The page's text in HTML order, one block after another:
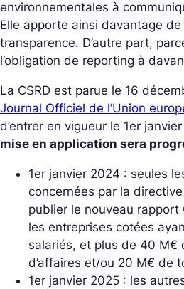
environnementales à
Elle apporte ainsi davantage
transparence. D’autre part,
l’obligation de reporting à
La CSRD est parue le 16
Journal Officiel de l’Union
d’entrer en vigueur le 1er
mise en application sera
1er janvier 2024 : seules
concernées par la
publier le nouveau rapport
les entreprises cotées
salariés, et plus de 40 M€
d’affaires et/ou 20 M€ de
1er janvier 2025 : les